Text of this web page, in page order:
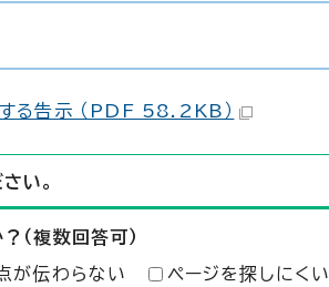
る告示 （PDF 58.2KB）
い。
（複数回答可）
が伝わらない ページを探しにくい